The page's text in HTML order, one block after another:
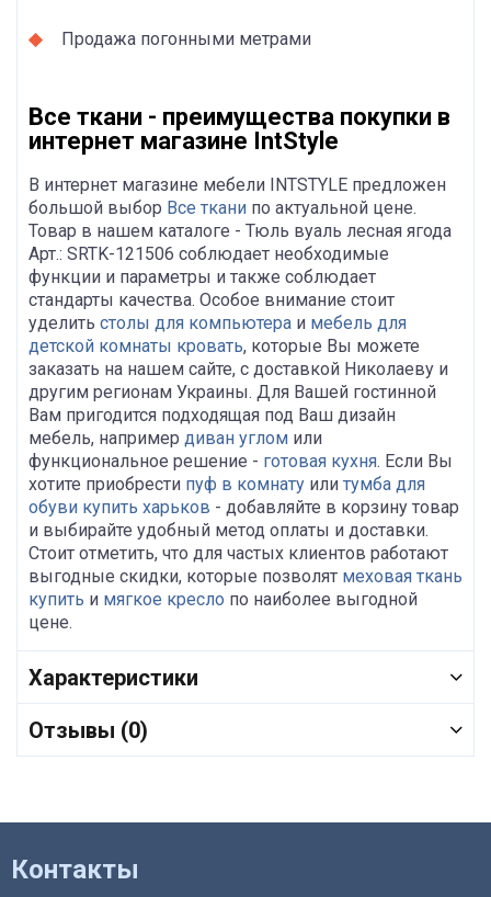
Продажа погонными метрами
Все ткани - преимущества покупки в
интернет магазине IntStyle
В интернет магазине мебели INTSTYLE предложен
большой выбор Все ткани по актуальной цене.
Товар в нашем каталоге - Тюль вуаль лесная ягода
Арт.: SRTK-121506 соблюдает необходимые
функции и параметры и также соблюдает
стандарты качества. Особое внимание стоит
уделить столы для компьютера и мебель для
детской комнаты кровать, которые Вы можете
заказать на нашем сайте, с доставкой Николаеву и
другим регионам Украины. Для Вашей гостинной
Вам пригодится подходящая под Ваш дизайн
мебель, например диван углом или
функциональное решение - готовая кухня. Если Вы
хотите приобрести пуф в комнату или тумба для
обуви купить харьков - добавляйте в корзину товар
и выбирайте удобный метод оплаты и доставки.
Стоит отметить, что для частых клиентов работают
выгодные скидки, которые позволят меховая ткань
купить и мягкое кресло по наиболее выгодной
цене.
Характеристики
Отзывы (0)
Контакты